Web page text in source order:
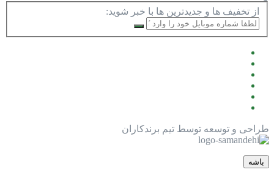
از تخفیف ها و جدیدترین ها با خبر شوید:
طراحی و توسعه توسط تیم برندکاران
باشه